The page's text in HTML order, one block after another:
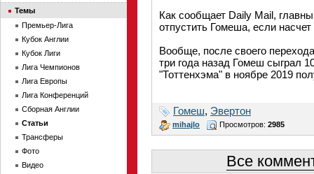
Как сообщает Daily Mail,
отпустить Гомеша, если
Вообще, после своего
три года назад Гомеш сыграл
"Тоттенхэма" в ноябре 2019
Гомеш, Эвертон
mihajlo Просмотров: 2985
Все
Темы
Премьер-Лига
Кубок Англии
Кубок Лиги
Лига Чемпионов
Лига Европы
Лига Конференций
Сборная Англии
Статьи
Трансферы
Фото
Видео